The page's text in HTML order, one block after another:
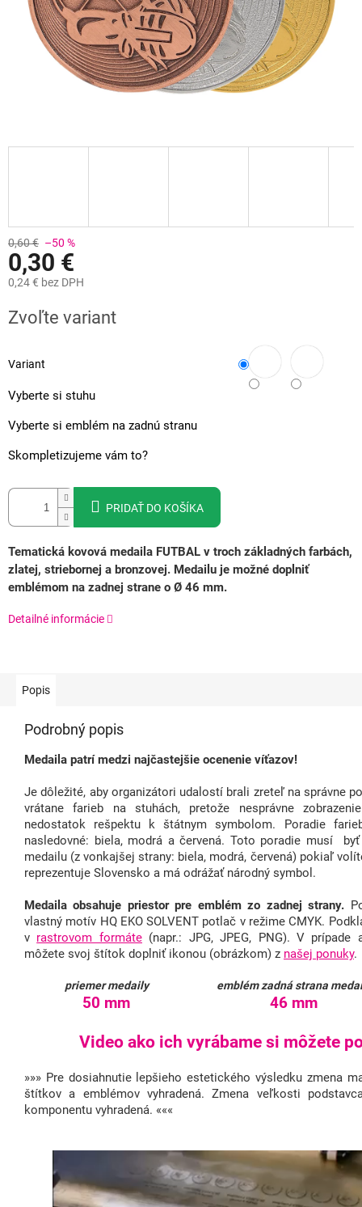
0,60 € –50 %
0,30 €
0,24 € bez DPH
cena:
Zvoľte variant
Variant
Vyberte si stuhu
Vyberte si emblém na zadnú stranu
Skompletizujeme vám to?
PRIDAŤ DO KOŠÍKA
Tematická kovová medaila FUTBAL v troch základných farbách,
zlatej, striebornej a bronzovej. Medailu je možné doplniť
emblémom na zadnej strane o Ø 46 mm.
Detailné informácie
Popis
Podrobný popis
Medaila patrí medzi najčastejšie ocenenie víťazov!
Je dôležité, aby organizátori udalostí brali zreteľ na správne
vrátane farieb na stuhách, pretože nesprávne
nedostatok rešpektu k štátnym symbolom. Poradie
nasledovné: biela, modrá a červená. Toto poradie musí
medailu (z vonkajšej strany: biela, modrá, červená) pokiaľ
reprezentuje Slovensko a má odrážať národný symbol.
Medaila obsahuje priestor pre emblém zo zadnej strany.
vlastný motív HQ EKO SOLVENT potlač v režime CMYK.
v rastrovom formáte(napr.: JPG, JPEG, PNG). V prípade
môžete svoj štítok doplniť ikonou (obrázkom) z našej ponuky.
priemer medaily emblém zadná strana
50 mm 46 mm
Video ako ich vyrábame si môžete
»»» Pre dosiahnutie lepšieho estetického výsledku zmena
štítkov a emblémov vyhradená. Zmena veľkosti
komponentu vyhradená. «««